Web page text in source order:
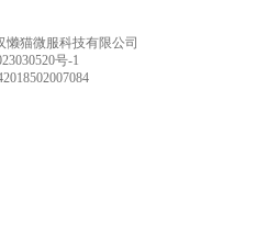
懒猫微服科技有限公司
号-1